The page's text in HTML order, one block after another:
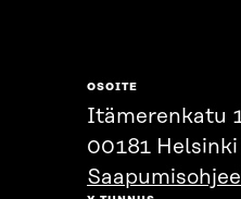
OSOITE
Itämerenkatu
00181 Helsinki